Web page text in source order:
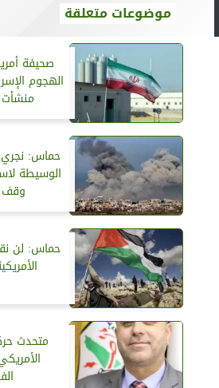
موضوعات متعلقة
صحيفة
الهجوم
منشأت
حماس: نجري
الوسيطة
وقف
حماس: لن
متحدث